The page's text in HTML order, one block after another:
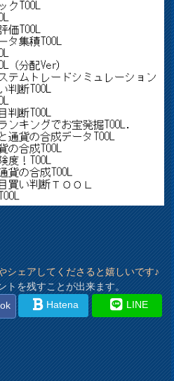
ェアしてくださると嬉しいです♪
トを残すことが出来ます。
Hatena LINE